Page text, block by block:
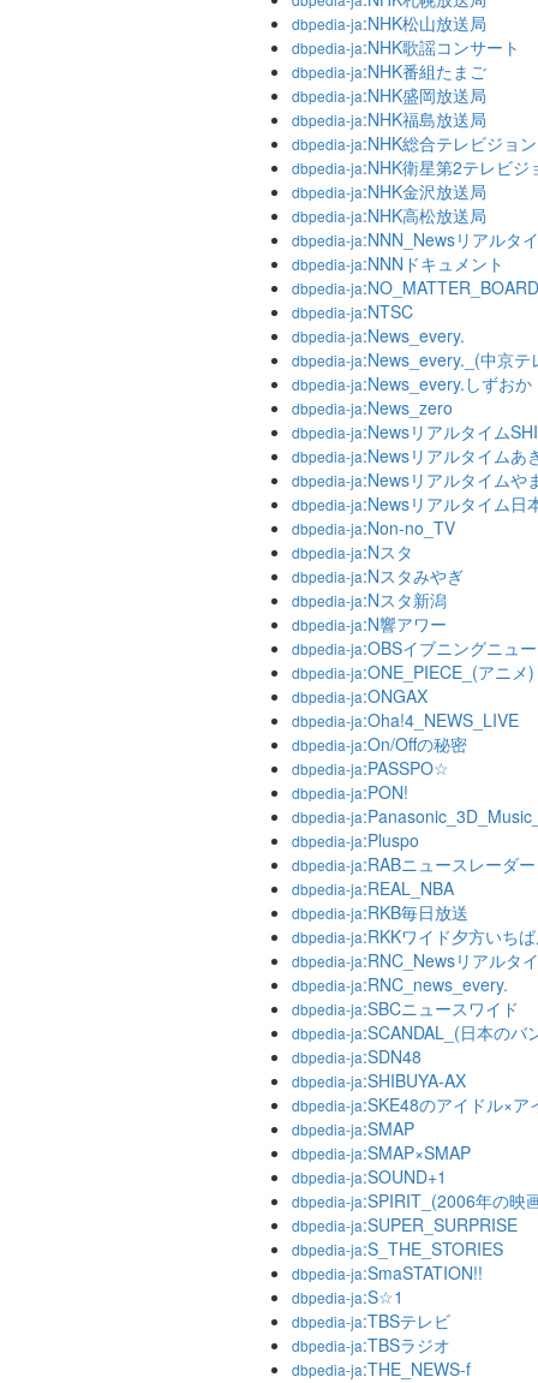
dbpedia-ja:NHK松山放送局
dbpedia-ja:NHK歌謡コンサート
dbpedia-ja:NHK番組たまご
dbpedia-ja:NHK盛岡放送局
dbpedia-ja:NHK福島放送局
dbpedia-ja:NHK総合テレビジョン
dbpedia-ja:NHK衛星第2テレビジ
dbpedia-ja:NHK金沢放送局
dbpedia-ja:NHK高松放送局
dbpedia-ja:NNN_Newsリアルタ
dbpedia-ja:NNNドキュメント
dbpedia-ja:NO_MATTER_BOARD
dbpedia-ja:NTSC
dbpedia-ja:News_every.
dbpedia-ja:News_every._(中京テ
dbpedia-ja:News_every.しずおか
dbpedia-ja:News_zero
dbpedia-ja:Newsリアルタイム
dbpedia-ja:Newsリアルタイムあ
dbpedia-ja:Newsリアルタイムや
dbpedia-ja:Newsリアルタイム日
dbpedia-ja:Non-no_TV
dbpedia-ja:Nスタ
dbpedia-ja:Nスタみやぎ
dbpedia-ja:Nスタ新潟
dbpedia-ja:N響アワー
dbpedia-ja:OBSイブニングニュ
dbpedia-ja:ONE_PIECE_(アニメ)
dbpedia-ja:ONGAX
dbpedia-ja:Oha!4_NEWS_LIVE
dbpedia-ja:On/Offの秘密
dbpedia-ja:PASSPO☆
dbpedia-ja:PON!
dbpedia-ja
dbpedia-ja:Pluspo
dbpedia-ja:RABニュースレーダー
dbpedia-ja:REAL_NBA
dbpedia-ja:RKB毎日放送
dbpedia-ja:RKKワイド夕方いち
dbpedia-ja:RNC_Newsリアルタ
dbpedia-ja:RNC_news_every.
dbpedia-ja:SBCニュースワイド
dbpedia-ja:SCANDAL_(日本のバ
dbpedia-ja:SDN48
dbpedia-ja:SHIBUYA-AX
dbpedia-ja:SKE48のアイドル×ア
dbpedia-ja:SMAP
dbpedia-ja:SMAP×SMAP
dbpedia-ja:SOUND+1
dbpedia-ja:SPIRIT_(2006年の映
dbpedia-ja:SUPER_SURPRISE
dbpedia-ja:S_THE_STORIES
dbpedia-ja:SmaSTATION!!
dbpedia-ja:S☆1
dbpedia-ja:TBSテレビ
dbpedia-ja:TBSラジオ
dbpedia-ja:THE_NEWS-f